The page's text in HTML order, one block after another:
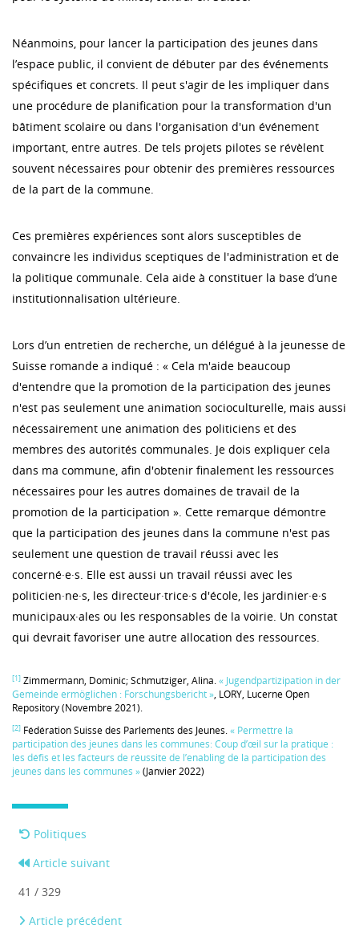
Néanmoins, pour lancer la participation des jeunes dans
l’espace public, il convient de débuter par des événements
spécifiques et concrets. Il peut s'agir de les impliquer dans
une procédure de planification pour la transformation d'un
bâtiment scolaire ou dans l'organisation d'un événement
important, entre autres. De tels projets pilotes se révèlent
souvent nécessaires pour obtenir des premières ressources
de la part de la commune.
Ces premières expériences sont alors susceptibles de
convaincre les individus sceptiques de l'administration et de
la politique communale. Cela aide à constituer la base d’une
institutionnalisation ultérieure.
Lors d’un entretien de recherche, un délégué à la jeunesse de
Suisse romande a indiqué : « Cela m'aide beaucoup
d'entendre que la promotion de la participation des jeunes
n'est pas seulement une animation socioculturelle, mais aussi
nécessairement une animation des politiciens et des
membres des autorités communales. Je dois expliquer cela
dans ma commune, afin d'obtenir finalement les ressources
nécessaires pour les autres domaines de travail de la
promotion de la participation ». Cette remarque démontre
que la participation des jeunes dans la commune n'est pas
seulement une question de travail réussi avec les
concerné·e·s. Elle est aussi un travail réussi avec les
politicien·ne·s, les directeur·trice·s d'école, les jardinier·e·s
municipaux·ales ou les responsables de la voirie. Un constat
qui devrait favoriser une autre allocation des ressources.
[1] Zimmermann, Dominic; Schmutziger, Alina.« Jugendpartizipation in der
Gemeinde ermöglichen : Forschungsbericht », LORY, Lucerne Open
Repository (Novembre 2021).
[2] Fédération Suisse des Parlements des Jeunes.« Permettre la
participation des jeunes dans les communes: Coup d’œil sur la pratique :
les défis et les facteurs de réussite de l’enabling de la participation des
jeunes dans les communes »(Janvier 2022)
Politiques
Article suivant
41 / 329
Article précédent